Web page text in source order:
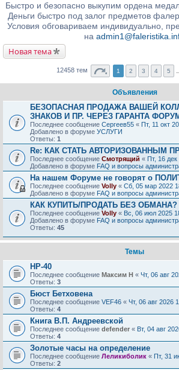
Быстро и безопасно выкупим ордена
Деньги быстро под залог предметов
Условия обговариваем индивидуально,
на
Новая тема
12458 тем 1 2 3 4 5
Объявления
БЕЗОПАСНАЯ ПРОДАЖА ВАШЕЙ
ЗНАКОВ И ПР. ЧЕРЕЗ ГАРАНТА
Последнее сообщение Сергеев55 « Пт, 11 окт
Добавлено в форуме УСЛУГИ
Ответы: 1
Re: КАК СТАТЬ АВТОРИЗОВАННЫМ
Последнее сообщение Смотрящий « Пт, 16 дек
Добавлено в форуме FAQ и вопросы
На нашем Форуме не говорят о
Последнее сообщение Volly « Сб, 05 мар 2022
Добавлено в форуме FAQ и вопросы
КАК КУПИТЬ/ПРОДАТЬ БЕЗ ОБМАНА?
Последнее сообщение Volly « Вс, 06 июл 2025
Добавлено в форуме FAQ и вопросы
Ответы: 45
Темы
НР-40
Последнее сообщение Максим Н « Чт, 06 авг
Ответы: 3
Бюст Бетховена
Последнее сообщение VEF46 « Чт, 06 авг 2026
Ответы: 4
Книга В.П. Андреевской
Последнее сообщение defender « Вт, 04 авг
Ответы: 4
Золотые часы на определение
Последнее сообщение Леликиболик « Пт, 31
Ответы: 2